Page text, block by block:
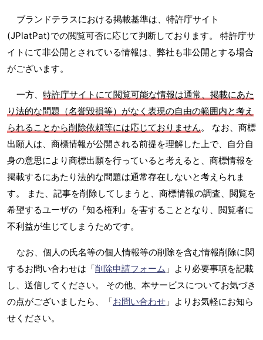
ブランドテラスにおける掲載基準は、特許庁サイト
(JPlatPat)での閲覧可否に応じて判断しております。 特許庁サ
イトにて非公開とされている情報は、弊社も非公開とする場合
がございます。
一方、 特許庁サイトにて閲覧可能な情報は通常、掲載にあた
り法的な問題（名誉毀損等）がなく表現の自由の範囲内と考え
られることから削除依頼等には応じておりません。 なお、商標
出願人は、商標情報が公開される前提を理解した上で、自分自
身の意思により商標出願を行っていると考えると、商標情報を
掲載するにあたり法的な問題は通常存在しないと考えられま
す。 また、記事を削除してしまうと、商標情報の調査、閲覧を
希望するユーザの『知る権利』を害することとなり、閲覧者に
不利益が生じてしまうためです。
なお、個人の氏名等の個人情報等の削除を含む情報削除に関
するお問い合わせは「削除申請フォーム 」より必要事項を記載
し、送信してください。 その他、本サービスについてお気づき
の点がございましたら、「お問い合わせ 」よりお気軽にお知ら
せください。